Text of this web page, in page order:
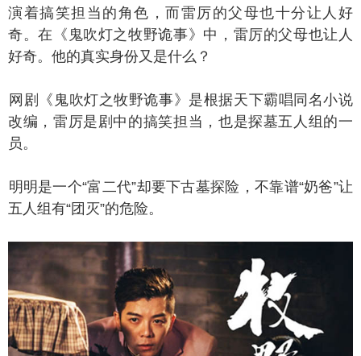
演着搞笑担当的角色，而雷厉的父母也十分让人好
奇。在《鬼吹灯之牧野诡事》中，雷厉的父母也让人
好奇。他的真实身份又是什么？
《鬼吹灯之牧野诡事》是根据天下霸唱同名小说
改编，雷厉是剧中的搞笑担当，也是探墓五人组的一
员。
是一个“富二代”却要下古墓探险，不靠谱“奶爸”让
五人组有“团灭”的危险。